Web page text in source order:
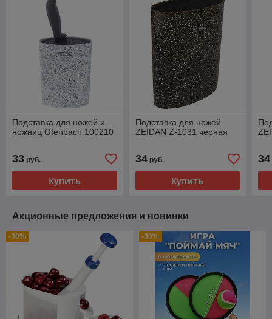
Подставка для ножей и
ножниц Ofenbach 100210
33 руб.
Купить
Подставка для ножей
ZEIDAN Z-1031 черная
34руб.
Купить
34
Акционные предложения и новинки
-30% -30%